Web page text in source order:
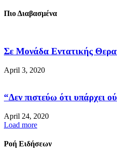
Πιο Διαβασμένα
Σε Μονάδα Εντατικής
April 3, 2020
“Δεν πιστεύω ότι υπάρχει
April 24, 2020
Load more
Ροή Ειδήσεων